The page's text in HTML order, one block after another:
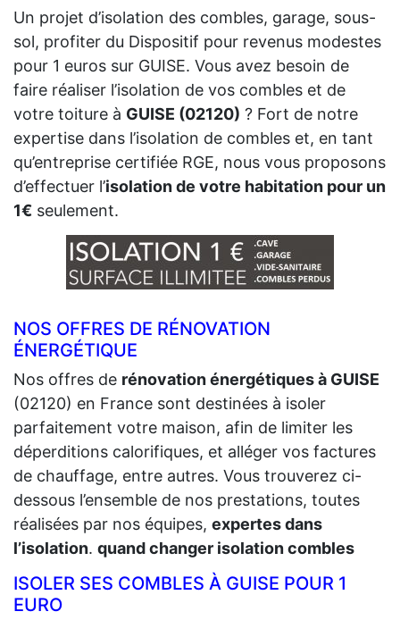
Un projet d’isolation des combles, garage, sous-
sol, profiter du Dispositif pour revenus modestes
pour 1 euros sur GUISE. Vous avez besoin de
faire réaliser l’isolation de vos combles et de
votre toiture à GUISE (02120) ? Fort de notre
expertise dans l’isolation de combles et, en tant
qu’entreprise certifiée RGE, nous vous proposons
d’effectuer l’isolation de votre habitation pour un
1€ seulement.
NOS OFFRES DE RÉNOVATION
ÉNERGÉTIQUE
Nos offres de rénovation énergétiques à GUISE
(02120) en France sont destinées à isoler
parfaitement votre maison, afin de limiter les
déperditions calorifiques, et alléger vos factures
de chauffage, entre autres. Vous trouverez ci-
dessous l’ensemble de nos prestations, toutes
réalisées par nos équipes, expertes dans
l’isolation. quand changer isolation combles
ISOLER SES COMBLES À GUISE POUR 1
EURO